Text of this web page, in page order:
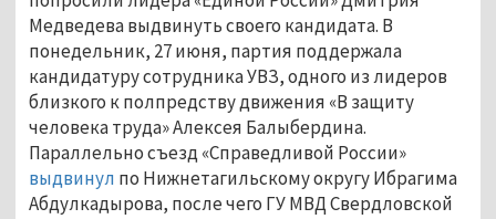
Медведева выдвинуть своего кандидата. В
понедельник, 27 июня, партия поддержала
кандидатуру сотрудника УВЗ, одного из лидеров
близкого к полпредству движения «В защиту
человека труда» Алексея Балыбердина.
Параллельно съезд «Справедливой России»
выдвинул по Нижнетагильскому округу Ибрагима
Абдулкадырова, после чего ГУ МВД Свердловской